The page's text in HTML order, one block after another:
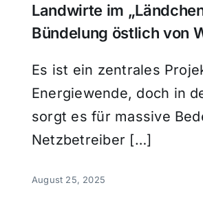
Landwirte im
Bündelung östlich von
Es ist ein zentrales
Energiewende, doch in
sorgt es für massive
Netzbetreiber […]
August 25, 2025